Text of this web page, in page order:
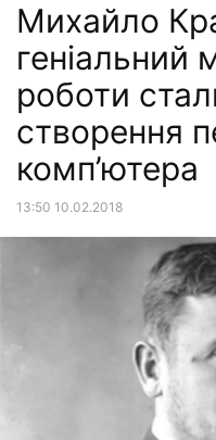
Михайло
геніальний
роботи
створення
комп’ютера
13:50 10.02.2018